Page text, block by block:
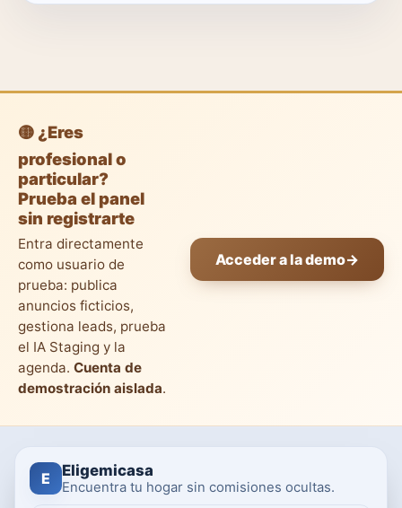
🟡 ¿Eres
profesional o
particular?
Prueba el panel
sin registrarte
Entra directamente
como usuario de
prueba: publica
anuncios ficticios,
gestiona leads, prueba
el IA Staging y la
agenda. Cuenta de
demostración aislada.
Acceder a la demo→
E Eligemicasa
Encuentra tu hogar sin comisiones ocultas.